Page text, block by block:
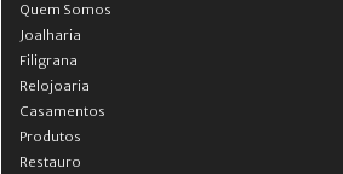
Quem Somos
Joalharia
Filigrana
Relojoaria
Casamentos
Produtos
Restauro